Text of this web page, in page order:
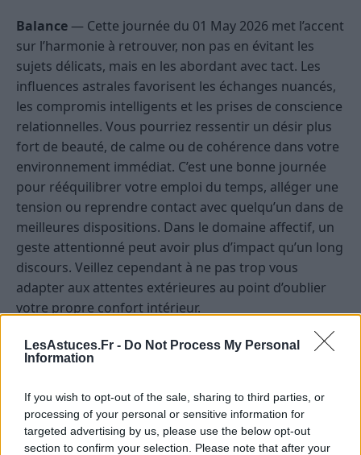
LesAstuces.Fr - Do Not Process My Personal
Information
If you wish to opt-out of the sale, sharing to third parties, or
processing of your personal or sensitive information for
targeted advertising by us, please use the below opt-out
section to confirm your selection. Please note that after your
Balance — Cette journée du 01 May 2026 met l’accent
sur l’harmonie à retrouver, non pas en évitant les
sujets délicats, mais en les abordant avec tact. Les
influences astrales favorisent les échanges nuancés,
les compromis intelligents et les prises de conscience
relationnelles. Vous pourriez ressentir un désir plus
fort de beauté, de calme ou de cohérence dans votre
environnement immédiat. C’est une bonne journée
pour rééquilibrer votre emploi du temps, alléger une
tension ou reprendre contact avec quelqu’un dans de
meilleures dispositions. Dans le domaine affectif, un
geste attentionné peut avoir plus d’impact qu’un long
discours. Veillez cependant à ne pas trop vous
adapter aux attentes extérieures au point d’oublier
votre propre confort intérieur.
Scorpion— Les astres du jour vous invitent à
regarder une situation avec davantage de recul. Ce
émotionnellement peut commencer à se dénouer si
vous acceptez de ne pas forcer les choses. Une
intuition juste pourrait vous guider vers une décision